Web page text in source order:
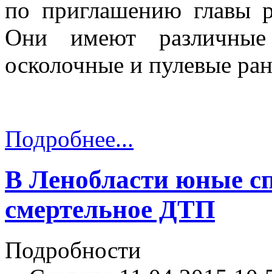
по приглашению главы
Они имеют
осколочные и пулевые
Подробнее...
В Ленобласти юные
смертельное ДТП
Подробности